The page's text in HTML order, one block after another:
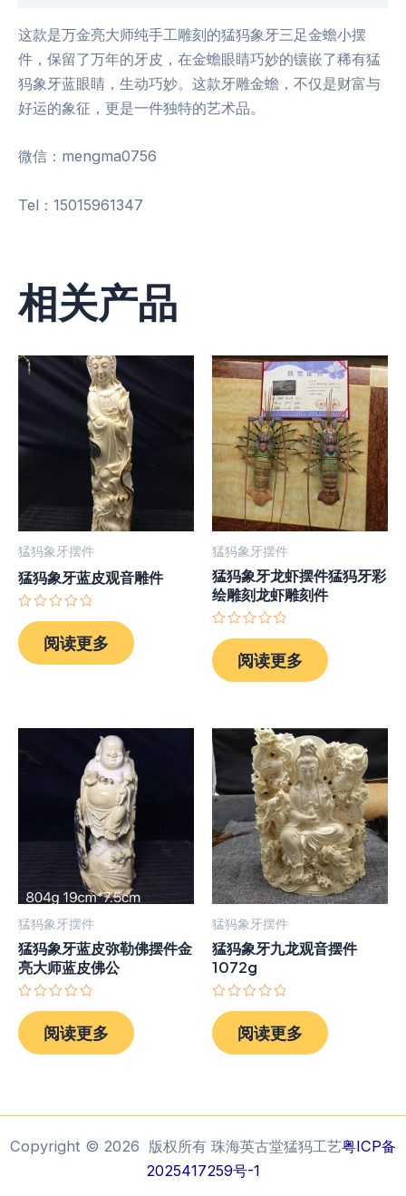
这款是万金亮大师纯手工雕刻的猛犸象牙三足金蟾小摆
件，保留了万年的牙皮，在金蟾眼睛巧妙的镶嵌了稀有猛
犸象牙蓝眼睛，生动巧妙。这款牙雕金蟾，不仅是财富与
好运的象征，更是一件独特的艺术品。
微信：mengma0756
Tel：15015961347
相关产品
猛犸象牙摆件
猛犸象牙蓝皮观音雕件
评
分
0
&sol;
阅读更多
猛犸象牙摆件
猛犸象牙龙虾摆件猛犸牙彩
绘雕刻龙虾雕刻件
评
分
0
&sol;
阅读更多
猛犸象牙摆件
猛犸象牙蓝皮弥勒佛摆件金
亮大师蓝皮佛公
评
分
0
&sol;
阅读更多
猛犸象牙摆件
猛犸象牙九龙观音摆件
1072g
评
分
0
&sol;
阅读更多
Copyright © 2026 版权所有 珠海英古堂猛犸工艺粤ICP备
2025417259号-1